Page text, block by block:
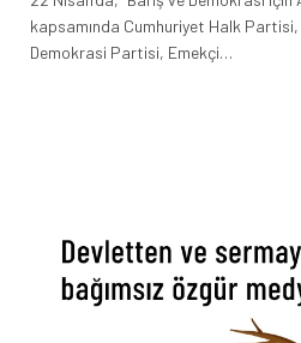
kapsamında Cumhuriyet Halk
Demokrasi Partisi, Emekçi…